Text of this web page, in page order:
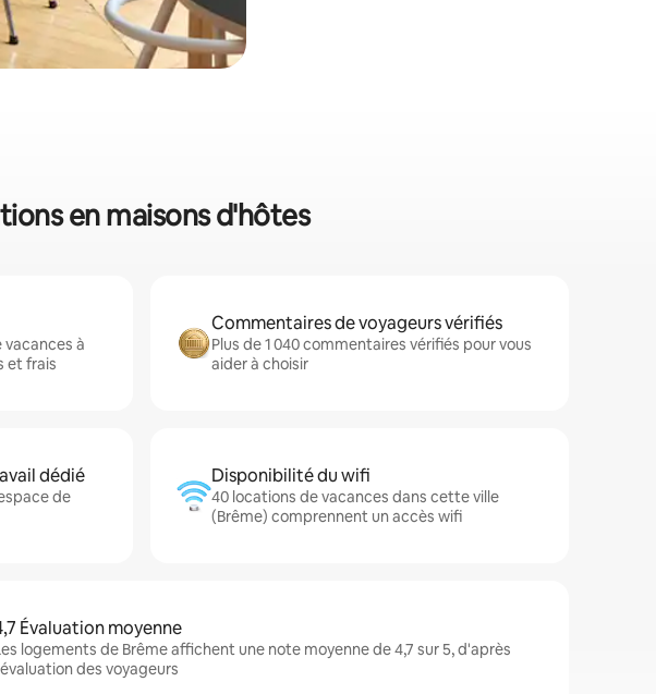
en maisons d'hôtes
vacances à
et frais
Commentaires de voyageurs vérifiés
Plus de 1 040 commentaires vérifiés pour vous
aider à choisir
dédié
de
Disponibilité du wifi
40 locations de vacances dans cette ville
(Brême) comprennent un accès wifi
Évaluation moyenne
logements de Brême affichent une note moyenne de 4,7 sur 5, d'après
des voyageurs